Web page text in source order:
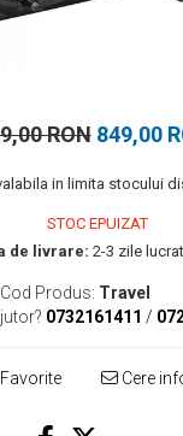
RON 849,00
in limita stocului
STOC EPUIZAT
de livrare: 2-3 zile
Cod Produs: Travel
0732161411 /
Cere